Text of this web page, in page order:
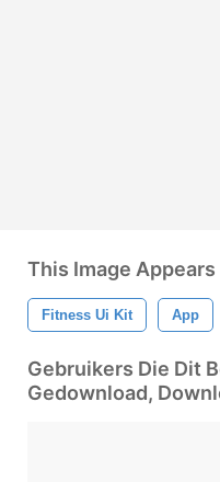
This Image
Fitness Ui Kit App
Gebruikers Die Dit
Gedownload,